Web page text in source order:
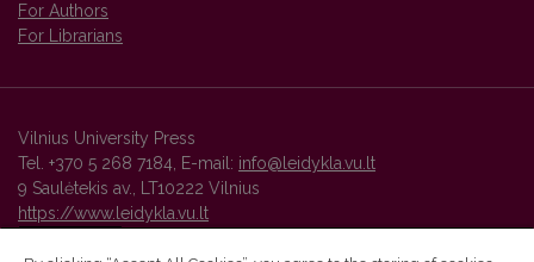
For Authors
For Librarians
Vilnius University Press
Tel. +370 5 268 7184, E-mail: info@leidykla.vu.lt
9 Saulėtekis av., LT10222 Vilnius
https://www.leidykla.vu.lt